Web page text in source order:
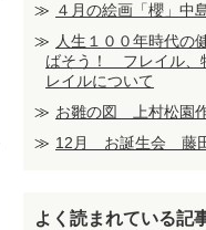
４月の絵画「櫻」中
人生１００年時代の
ばそう！ フレイル、
レイルについて
お雛の図 上村松園
12月 お誕生会 藤
よく読まれている記